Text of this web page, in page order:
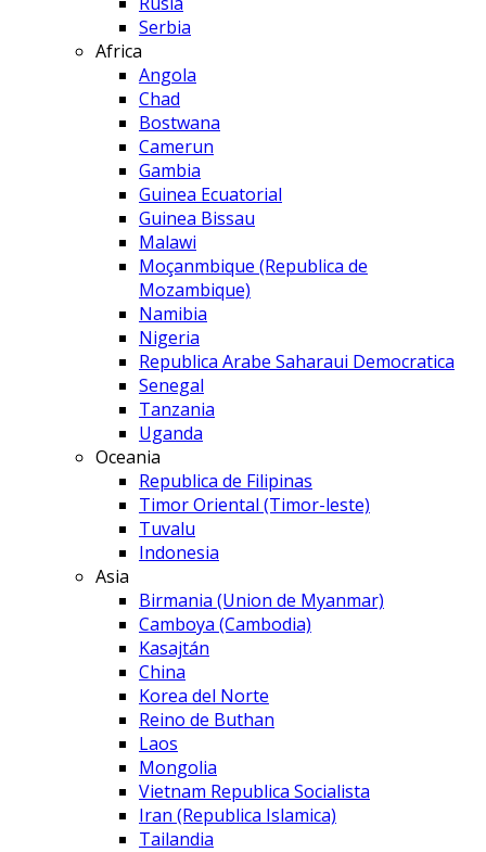
Serbia
Africa
Angola
Chad
Bostwana
Camerun
Gambia
Guinea Ecuatorial
Guinea Bissau
Malawi
Moçanmbique (Republica de
Mozambique)
Namibia
Nigeria
Republica Arabe Saharaui Democratica
Senegal
Tanzania
Uganda
Oceania
Republica de Filipinas
Timor Oriental (Timor-leste)
Tuvalu
Indonesia
Asia
Birmania (Union de Myanmar)
Camboya (Cambodia)
Kasajtán
China
Korea del Norte
Reino de Buthan
Laos
Mongolia
Vietnam Republica Socialista
Iran (Republica Islamica)
Tailandia